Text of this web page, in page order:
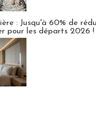
: Jusqu'à 60% de
pour les départs 2026 !